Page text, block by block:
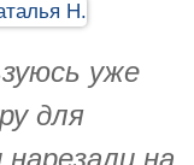
уже
для
на